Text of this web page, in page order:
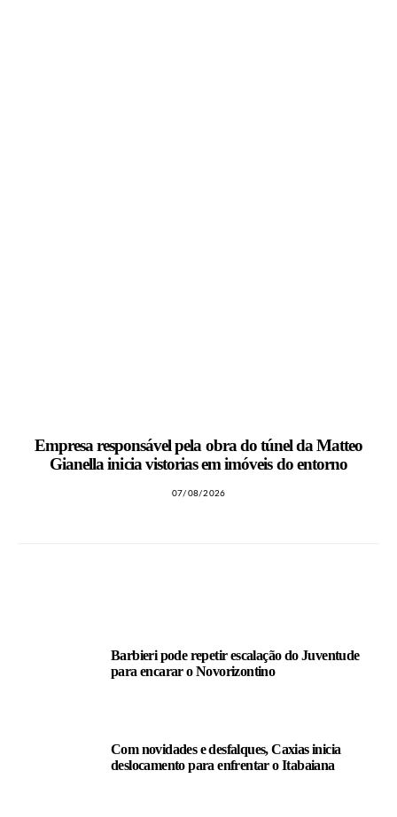
Empresa responsável pela obra do túnel da Matteo
Gianella inicia vistorias em imóveis do entorno
07/08/2026
Barbieri pode repetir escalação do Juventude
para encarar o Novorizontino
Com novidades e desfalques, Caxias inicia
deslocamento para enfrentar o Itabaiana